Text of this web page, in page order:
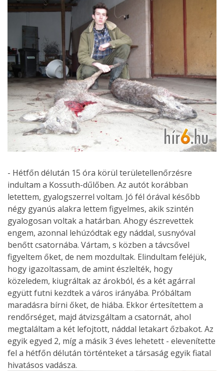
- Hétfőn délután 15 óra körül területellenőrzésre
indultam a Kossuth-dűlőben. Az autót korábban
letettem, gyalogszerrel voltam. Jó fél órával később
négy gyanús alakra lettem figyelmes, akik szintén
gyalogosan voltak a határban. Ahogy észrevettek
engem, azonnal lehúzódtak egy náddal, susnyóval
benőtt csatornába. Vártam, s közben a távcsővel
figyeltem őket, de nem mozdultak. Elindultam feléjük,
hogy igazoltassam, de amint észlelték, hogy
közeledem, kiugráltak az árokból, és a két agárral
együtt futni kezdtek a város irányába. Próbáltam
maradásra bírni őket, de hiába. Ekkor értesítettem a
rendőrséget, majd átvizsgáltam a csatornát, ahol
megtaláltam a két lefojtott, náddal letakart őzbakot. Az
egyik egyed 2, míg a másik 3 éves lehetett - elevenítette
fel a hétfőn délután történteket a társaság egyik fiatal
hivatásos vadásza.